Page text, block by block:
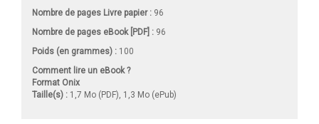
Nombre de pages Livre papier: 96
Nombre de pages eBook [PDF] : 96
Poids (en grammes) : 100
Comment lire un eBook ?
Format Onix
Taille(s) : 1,7 Mo (PDF), 1,3 Mo (ePub)